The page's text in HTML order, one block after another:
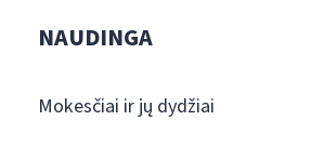
NAUDINGA
Mokesčiai ir jų dydžiai